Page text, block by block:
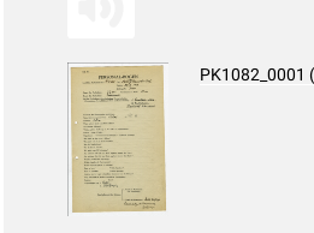
PK1082_0001